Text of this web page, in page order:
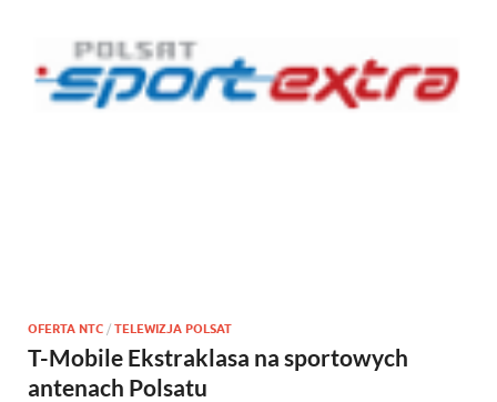
OFERTA NTC / TELEWIZJA POLSAT
T-Mobile Ekstraklasa na sportowych
antenach Polsatu